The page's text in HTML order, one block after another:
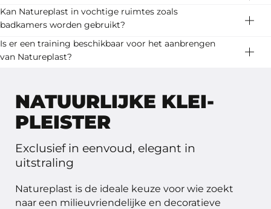
en 650 g/m² voor de tweede laag. Afhankelijk van de
ondergrond en techniek kan het verbruik iets variëren.
Lees meer
Ja, Natureplast is verkrijgbaar in 16 zorgvuldig
geselecteerde kleuren, variërend van warme
aardetinten tot zachte neutrale tinten. Download de
samplecard om je te laten inspireren.
Kan Natureplast in vochtige ruimtes zoals
badkamers worden gebruikt?
Nee, Natureplast is uitsluitend geschikt voor droge
binnenruimtes. Voor vochtige ruimtes raden wij een
Lees meer
Is er een training beschikbaar voor het aanbrengen
van Natureplast?
trainingsmogelijkheden en meld je aan.
Lees meer
NATUURLIJKE KLEI-
PLEISTER
Exclusief in eenvoud, elegant in
uitstraling
Natureplast is de ideale keuze voor wie zoekt
naar een milieuvriendelijke en decoratieve